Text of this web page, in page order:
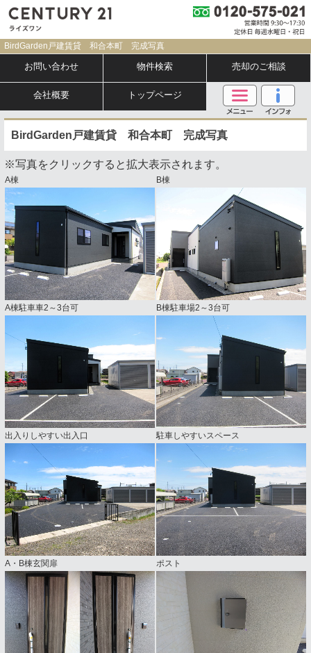
BirdGarden戸建賃貸 和合本町 完成写真
お問い合わせ 物件検索 売却のご相談
会社概要 トップページ
BirdGarden戸建賃貸 和合本町 完成写真
※写真をクリックすると拡大表示されます。
A棟 B棟
A棟駐車車2～3台可 B棟駐車場2～3台可
出入りしやすい出入口 駐車しやすいスペース
A・B棟玄関扉 ポスト